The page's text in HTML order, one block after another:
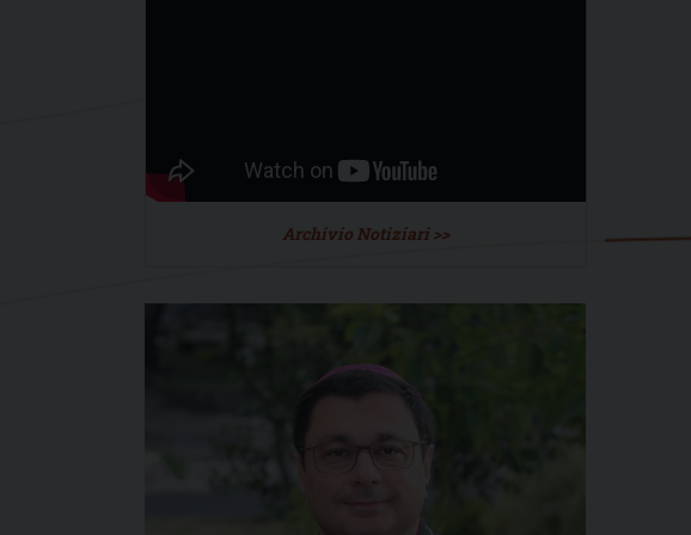
Archivio Notiziari >>